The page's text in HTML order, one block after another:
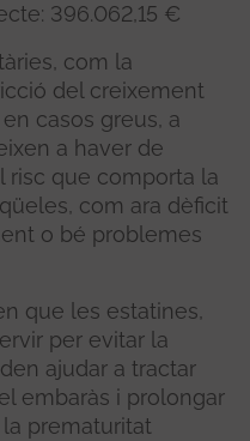
396.062,15 €
com la
del creixement
casos greus, a
a haver de
risc que comporta la
com ara dèficit
o bé problemes
que les estatines,
per evitar la
ajudar a tractar
embaràs i prolongar
la prematuritat